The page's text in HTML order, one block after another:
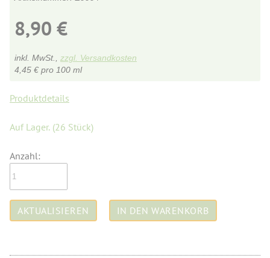
8,90 €
inkl. MwSt., zzgl. Versandkosten
4,45 € pro 100 ml
Produktdetails
Auf Lager. (26 Stück)
Anzahl: